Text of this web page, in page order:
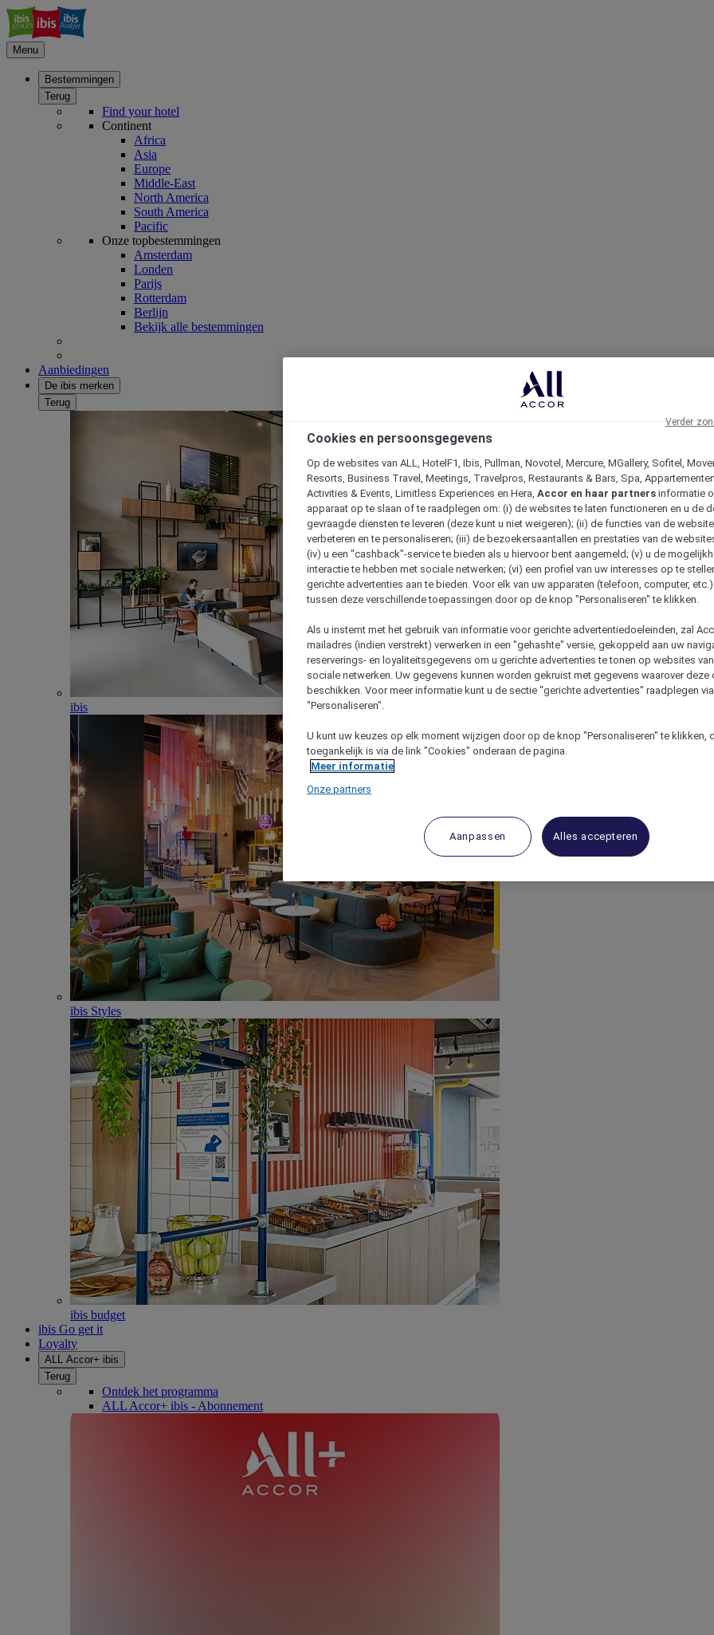
Menu
Bestemmingen
Terug
Find your hotel
Continent
Africa
Asia
Europe
Middle-East
North America
South America
Pacific
Onze topbestemmingen
Amsterdam
Londen
Parijs
Rotterdam
Berlijn
Bekijk alle bestemmingen
Aanbiedingen
De ibis merken
Terug
ibis
ibis Styles
ibis budget
ibis Go get it
Loyalty
ALL Accor+ ibis
Terug
Ontdek het programma
ALL Accor+ ibis - Abonnement
Cookies en persoonsgegevens
Op de websites van ALL, HotelF1, Ibis, Pullman, Novotel, Mercure, MGallery, Sofitel,
Resorts, Business Travel, Meetings, Travelpros, Restaurants & Bars, Spa,
Activities & Events, Limitless Experiences en Hera, Accor en haar partners informatie
apparaat op te slaan of te raadplegen om: (i) de websites te laten functioneren en u de
gevraagde diensten te leveren (deze kunt u niet weigeren); (ii) de functies van de
verbeteren en te personaliseren; (iii) de bezoekersaantallen en prestaties van de
(iv) u een "cashback"-service te bieden als u hiervoor bent aangemeld; (v) u de
interactie te hebben met sociale netwerken; (vi) een profiel van uw interesses op te
gerichte advertenties aan te bieden. Voor elk van uw apparaten (telefoon, computer,
tussen deze verschillende toepassingen door op de knop "Personaliseren" te klikken.
Als u instemt met het gebruik van informatie voor gerichte advertentiedoeleinden, zal
mailadres (indien verstrekt) verwerken in een "gehashte" versie, gekoppeld aan uw
reserverings- en loyaliteitsgegevens om u gerichte advertenties te tonen op websites
sociale netwerken. Uw gegevens kunnen worden gekruist met gegevens waarover deze
beschikken. Voor meer informatie kunt u de sectie "gerichte advertenties" raadplegen
"Personaliseren".
U kunt uw keuzes op elk moment wijzigen door op de knop "Personaliseren" te klikken,
toegankelijk is via de link "Cookies" onderaan de pagina.
Meer informatie
Onze partners
Aanpassen Alles accepteren
Verder